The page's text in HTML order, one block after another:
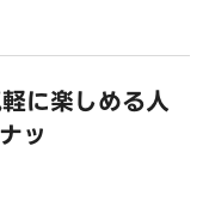
に楽しめる人
ッ